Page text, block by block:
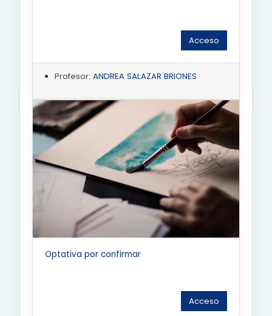
Acceso
Profesor: ANDREA SALAZAR BRIONES
Optativa por confirmar
Acceso